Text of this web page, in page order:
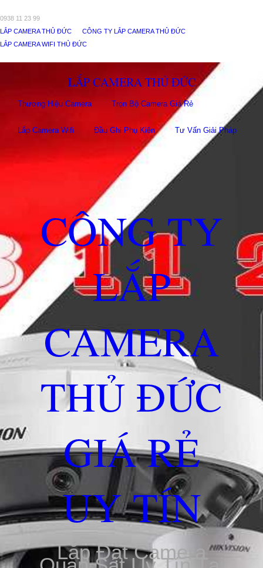
0938 11 23 99
LẮP CAMERA THỦ ĐỨC
CÔNG TY LẮP CAMERA THỦ ĐỨC
LẮP CAMERA WIFI THỦ ĐỨC
LẮP CAMERA THỦ ĐỨC
Thương Hiệu Camera Trọn Bộ Camera Giá Rẻ
Lắp Camera Wifi Đầu Ghi Phụ Kiên Tư Vấn Giải Pháp
CÔNG TY
LẮP
CAMERA
THỦ ĐỨC
GIÁ RẺ
UY TÍN
Lắp Đặt Camera